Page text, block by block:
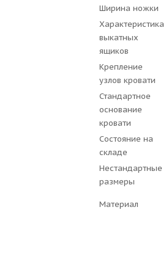
Ширина ножки
Характеристика
выкатных
ящиков
Крепление
узлов кровати
Стандартное
основание
кровати
Состояние на
складе
Нестандартные
размеры
Материал